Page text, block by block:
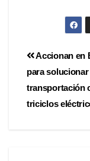
Accionan en
para solucionar
transportación
triciclos